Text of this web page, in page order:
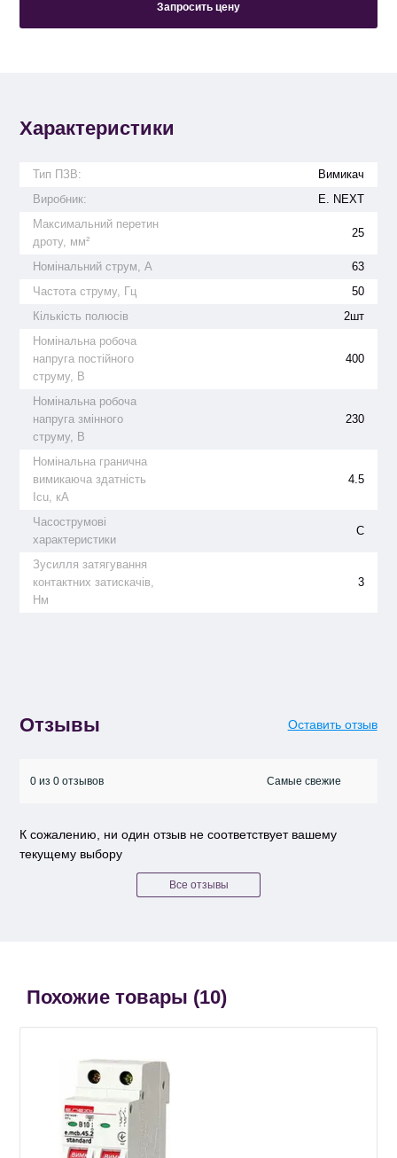
Запросить цену
Характеристики
Тип ПЗВ:
Вимикач
Виробник:
E. NEXT
Максимальний перетин
дроту, мм²
25
Номінальний струм, А
63
Частота струму, Гц
50
Кількість полюсів
2шт
Номінальна робоча
напруга постійного
струму, В
400
Номінальна робоча
напруга змінного
струму, В
230
Номінальна гранична
вимикаюча здатність
Icu, кА
4.5
Часострумові
характеристики
C
Зусилля затягування
контактних затискачів,
Нм
3
Отзывы Оставить отзыв
0 из 0 отзывов
К сожалению, ни один отзыв не соответствует вашему
текущему выбору
Все отзывы
Похожие товары (10)